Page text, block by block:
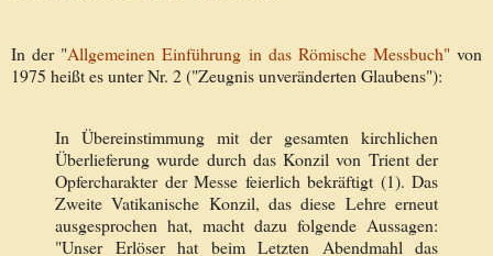
In der "Allgemeinen Einführung in das Römische Messbuch"von
1975 heißt es unter Nr. 2 ("Zeugnis unveränderten Glaubens"):
In Übereinstimmung mit der gesamten kirchlichen
Überlieferung wurde durch das Konzil von Trient der
Opfercharakter der Messe feierlich bekräftigt (1). Das
Zweite Vatikanische Konzil, das diese Lehre erneut
ausgesprochen hat, macht dazu folgende Aussagen:
"Unser Erlöser hat beim Letzten Abendmahl das